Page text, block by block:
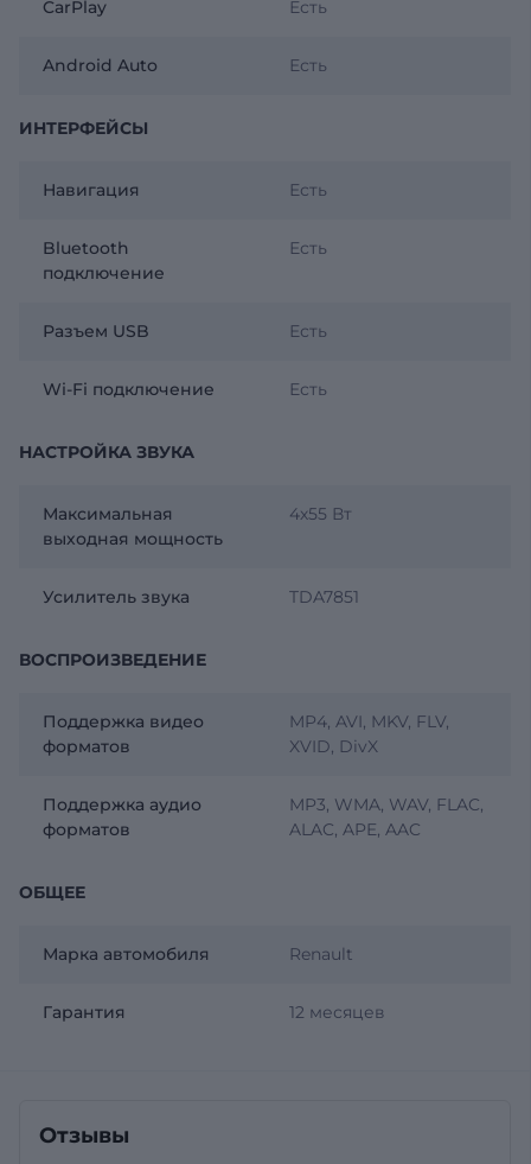
CarPlay Есть
Android Auto Есть
ИНТЕРФЕЙСЫ
Навигация Есть
Bluetooth
подключение
Есть
Разъем USB Есть
Wi-Fi подключение Есть
НАСТРОЙКА ЗВУКА
Максимальная
выходная мощность
4х55 Вт
Усилитель звука TDA7851
ВОСПРОИЗВЕДЕНИЕ
Поддержка видео
форматов
MP4, AVI, MKV, FLV,
XVID, DivX
Поддержка аудио
форматов
MP3, WMA, WAV, FLAC,
ALAC, APE, AAC
ОБЩЕЕ
Марка автомобиля Renault
Гарантия 12 месяцев
Отзывы